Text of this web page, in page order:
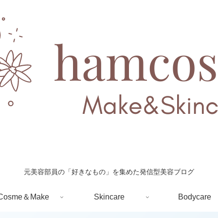
元美容部員の「好きなもの」を集めた発信型美容ブログ
＆Make Skincare Bodycare